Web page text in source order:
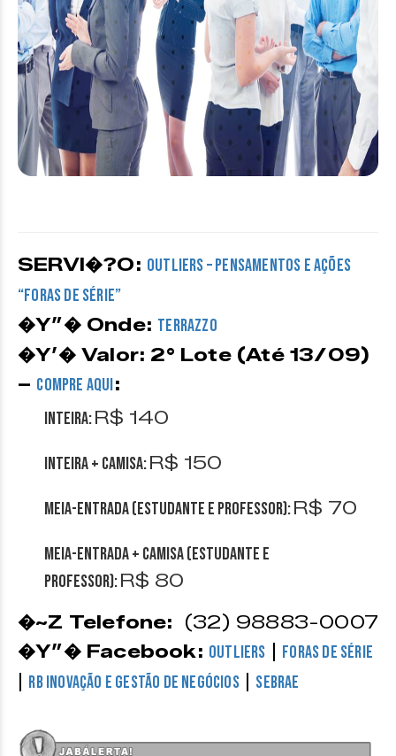
SERVI�?O: Outliers – Pensamentos e Ações
“Foras de Série”
�Y”� Onde: Terrazzo
�Y’� Valor: 2° Lote (Até 13/09)
– COMPRE AQUI:
Inteira:R$ 140
Inteira + Camisa:R$ 150
Meia-Entrada (estudante e professor):R$ 70
Meia-Entrada + Camisa (estudante e
professor):R$ 80
�~Z️ Telefone:
(32) 98883-0007
�Y”� Facebook: Outliers
Foras de Série
RB Inovação e Gestão de Negócios| Sebrae